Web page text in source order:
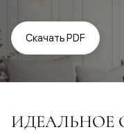
Скачать PDF
ИДЕАЛЬНОЕ